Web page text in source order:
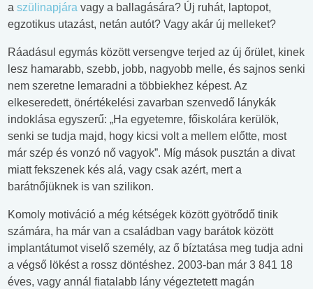
a szülinapjára vagy a ballagására? Új ruhát, laptopot,
egzotikus utazást, netán autót? Vagy akár új melleket?
Ráadásul egymás között versengve terjed az új őrület, kinek
lesz hamarabb, szebb, jobb, nagyobb melle, és sajnos senki
nem szeretne lemaradni a többiekhez képest. Az
elkeseredett, önértékelési zavarban szenvedő lánykák
indoklása egyszerű: „Ha egyetemre, főiskolára kerülök,
senki se tudja majd, hogy kicsi volt a mellem előtte, most
már szép és vonzó nő vagyok”. Míg mások pusztán a divat
miatt fekszenek kés alá, vagy csak azért, mert a
barátnőjüknek is van szilikon.
Komoly motiváció a még kétségek között gyötrődő tinik
számára, ha már van a családban vagy barátok között
implantátumot viselő személy, az ő bíztatása meg tudja adni
a végső lökést a rossz döntéshez. 2003-ban már 3 841 18
éves, vagy annál fiatalabb lány végeztetett magán